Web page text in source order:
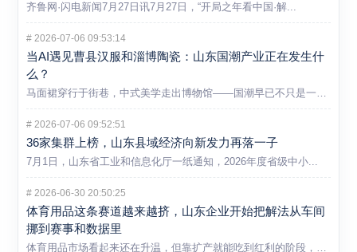
齐鲁网·闪电新闻7月27日讯7月27日，“开局之年看中国·解...
#2026-07-06 09:53:14
当AI遇见曹县汉服和淄博陶瓷：山东国潮产业正在发生什
么？
马面裙穿行于街巷，中式美学走出博物馆——国潮早已不只是一个消...
#2026-07-06 09:52:51
36家集群上榜，山东县域经济向新发力再落一子
7月1日，山东省工业和信息化厅一纸通知，2026年度省级中小...
#2026-06-30 20:50:25
体育用品这条赛道越来越挤，山东企业开始把解法从车间
挪到赛事和数据里
体育用品市场看起来还在升温，但靠扩产就能吃到红利的阶段，显然...